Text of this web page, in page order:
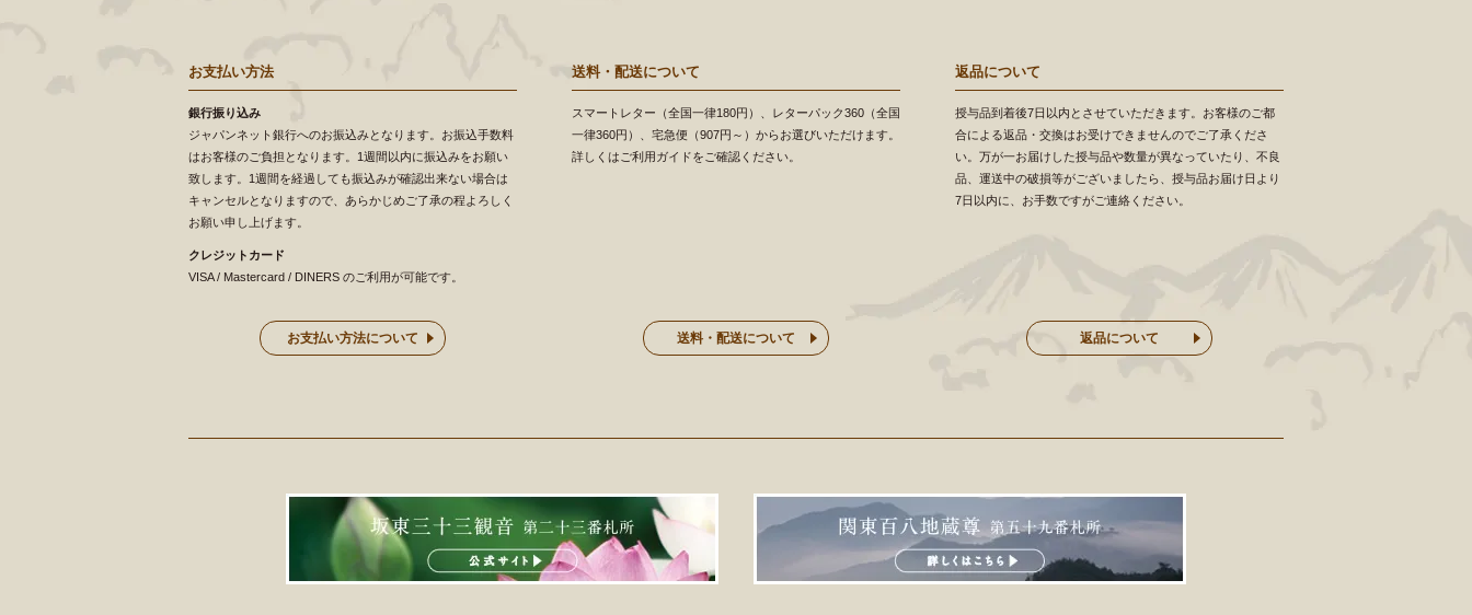
お支払い方法
銀行振り込み
ジャパンネット銀行へのお振込みとなります。お振込手数料
はお客様のご負担となります。1週間以内に振込みをお願い
致します。1週間を経過しても振込みが確認出来ない場合は
キャンセルとなりますので、あらかじめご了承の程よろしく
お願い申し上げます。
クレジットカード
VISA / Mastercard / DINERS のご利用が可能です。
お支払い方法について
送料・配送について
スマートレター（全国一律180円）、レターパック360（全国
一律360円）、宅急便（907円～）からお選びいただけます。
詳しくはご利用ガイドをご確認ください。
送料・配送について
返品について
授与品到着後7日以内とさせていただきます。お客様のご都
合による返品・交換はお受けできませんのでご了承くださ
い。万が一お届けした授与品や数量が異なっていたり、不良
品、運送中の破損等がございましたら、授与品お届け日より
7日以内に、お手数ですがご連絡ください。
返品について